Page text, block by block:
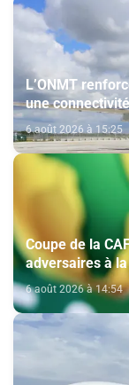
L’ONMT
une
6 août 2026 à 15:25
Coupe de la
adversaires à
6 août 2026 à 14:54